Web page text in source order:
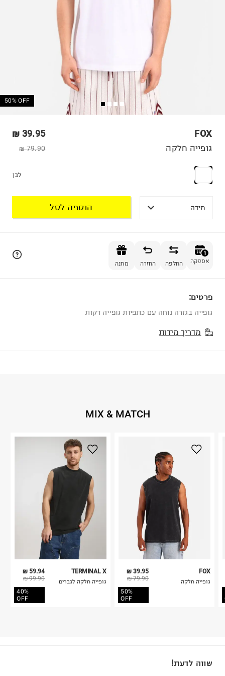
50% OFF
FOX
39.95 ₪
79.90 ₪ גופייה חלקה
לבן
מידה הוספה לסל
1
אספקה החלפה החזרה מתנה
פרטים:
גופייה בגזרה נוחה עם כתפיות גופייה דקות
מדריך מידות
MIX & MATCH
59.94 ₪
99.90 ₪
40%
OFF
TERMINAL X
גופייה חלקה לגברים
39.95 ₪
79.90 ₪
50%
OFF
FOX
גופייה חלקה
שווה לדעת!